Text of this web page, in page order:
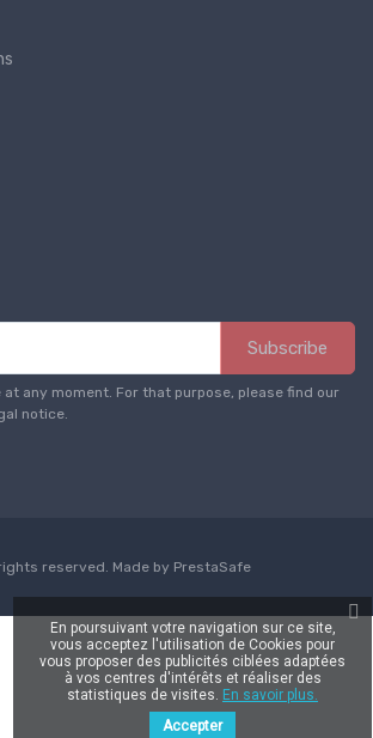
Subscribe
at any moment. For that purpose, please find our
notice.
reserved. Made by PrestaSafe
En poursuivant votre navigation sur ce site,
vous acceptez l'utilisation de Cookies pour
vous proposer des publicités ciblées adaptées
à vos centres d'intérêts et réaliser des
statistiques de visites. En savoir plus.
Accepter